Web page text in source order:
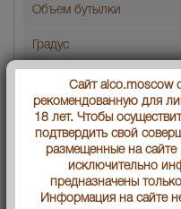
Объем бутылки
Градус
Тип напитка
Выдержка лет
Регион
Артикул
Сайт alco.moscow
рекомендованную для
18 лет. Чтобы
подтвердить свой
размещенные на сайте
исключительно
предназначены
Информация на сайте